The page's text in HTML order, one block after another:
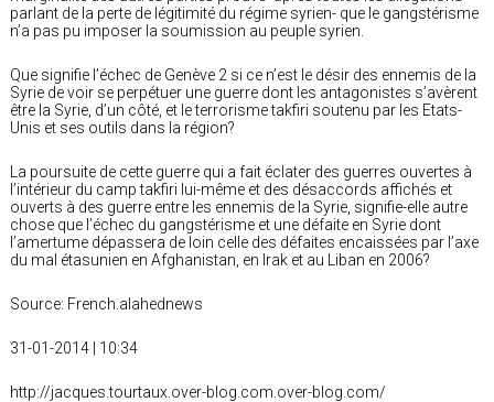
parlant de la perte de légitimité du régime syrien- que le gangstérisme
n’a pas pu imposer la soumission au peuple syrien.
Que signifie l’échec de Genève 2 si ce n’est le désir des ennemis de la
Syrie de voir se perpétuer une guerre dont les antagonistes s’avèrent
être la Syrie, d’un côté, et le terrorisme takfiri soutenu par les Etats-
Unis et ses outils dans la région?
La poursuite de cette guerre qui a fait éclater des guerres ouvertes à
l’intérieur du camp takfiri lui-même et des désaccords affichés et
ouverts à des guerre entre les ennemis de la Syrie, signifie-elle autre
chose que l’échec du gangstérisme et une défaite en Syrie dont
l’amertume dépassera de loin celle des défaites encaissées par l’axe
du mal étasunien en Afghanistan, en Irak et au Liban en 2006?
Source: French.alahednews
31-01-2014 | 10:34
http://jacques.tourtaux.over-blog.com.over-blog.com/